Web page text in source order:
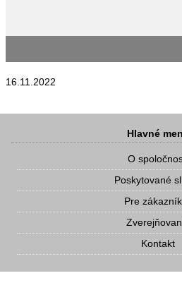
16.11.2022
Hlavné
O
Poskytované
Pre
Kontakt